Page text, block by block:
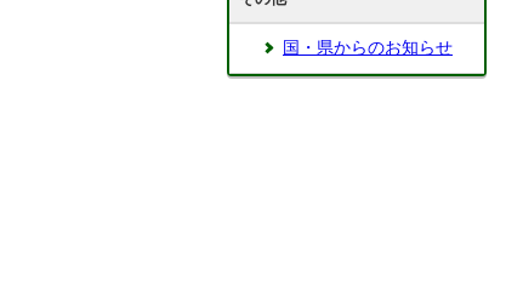
国・県からのお知らせ